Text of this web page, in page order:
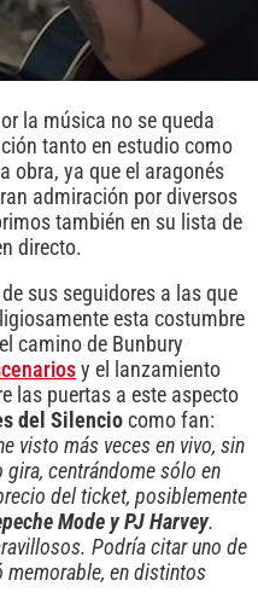
la música no se queda
tanto en estudio como
obra, ya que el aragonés
admiración por diversos
también en su lista de
directo.
sus seguidores a las que
esta costumbre
camino de Bunbury
y el lanzamiento
las puertas a este aspecto
del Silencio como fan:
visto más veces en vivo, sin
centrándome sólo en
del ticket, posiblemente
Mode y PJ Harvey.
Podría citar uno de
memorable, en distintos